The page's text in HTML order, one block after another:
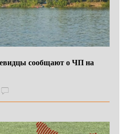
сообщают о ЧП на